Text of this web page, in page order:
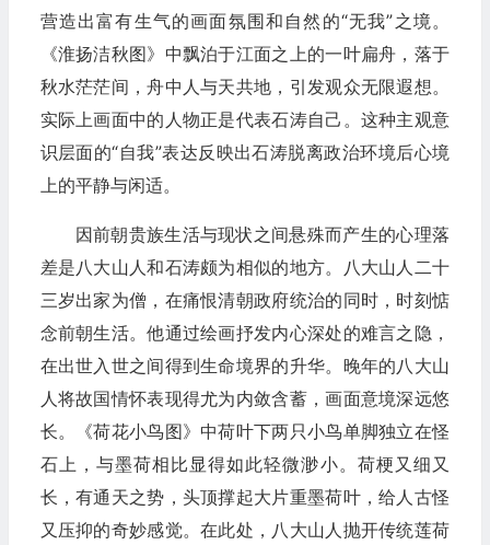
营造出富有生气的画面氛围和自然的“无我”之境。
《淮扬洁秋图》中飘泊于江面之上的一叶扁舟，落于
秋水茫茫间，舟中人与天共地，引发观众无限遐想。
实际上画面中的人物正是代表石涛自己。这种主观意
识层面的“自我”表达反映出石涛脱离政治环境后心境
上的平静与闲适。
因前朝贵族生活与现状之间悬殊而产生的心理落
差是八大山人和石涛颇为相似的地方。八大山人二十
三岁出家为僧，在痛恨清朝政府统治的同时，时刻惦
念前朝生活。他通过绘画抒发内心深处的难言之隐，
在出世入世之间得到生命境界的升华。晚年的八大山
人将故国情怀表现得尤为内敛含蓄，画面意境深远悠
长。《荷花小鸟图》中荷叶下两只小鸟单脚独立在怪
石上，与墨荷相比显得如此轻微渺小。荷梗又细又
长，有通天之势，头顶撑起大片重墨荷叶，给人古怪
又压抑的奇妙感觉。在此处，八大山人抛开传统莲荷